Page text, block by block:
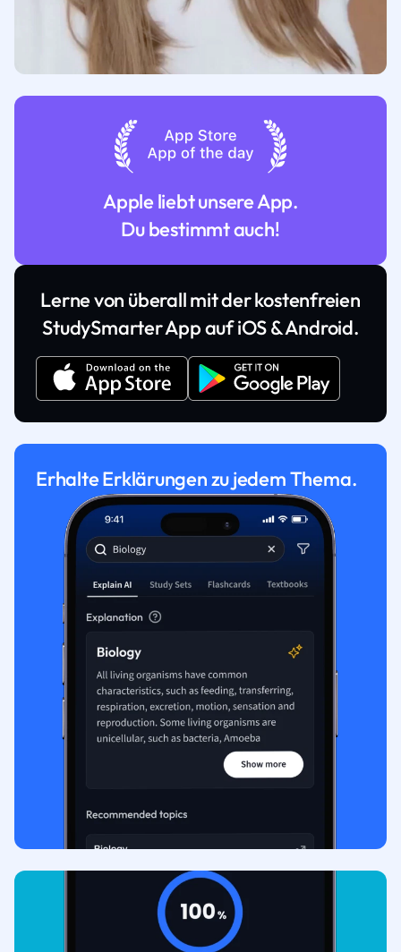
Apple liebt unsere App.
Du bestimmt auch!
Lerne von überall mit der kostenfreien
StudySmarter App auf iOS & Android.
Erhalte Erklärungen zu jedem Thema.